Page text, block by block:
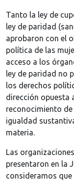
Tanto la ley de
ley de paridad
aprobaron con el
política de las
acceso a los
ley de paridad no
los derechos
dirección opuesta
reconocimiento
igualdad
materia.
Las
presentaron en la
consideramos